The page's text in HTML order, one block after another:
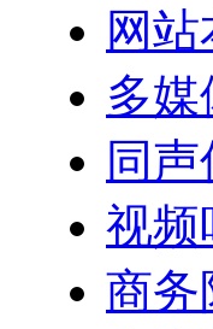
网
多
同
视频
商务